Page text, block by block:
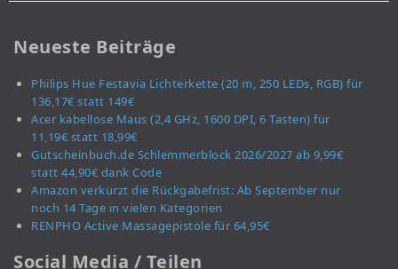
Neueste Beiträge
Philips Hue Festavia Lichterkette (20 m, 250 LEDs, RGB) für
136,17€ statt 149€
Acer kabellose Maus (2,4 GHz, 1600 DPI, 6 Tasten) für
11,19€ statt 18,99€
Gutscheinbuch.de Schlemmerblock 2026/2027 ab 9,99€
statt 44,90€ dank Code
Amazon verkürzt die Rückgabefrist: Ab September nur
noch 14 Tage in vielen Kategorien
RENPHO Active Massagepistole für 64,95€
Social Media / Teilen